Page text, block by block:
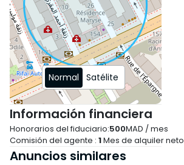
luminosidad, ofreciendo un
entorno agradable y sereno.
¡No pierda la oportunidad de
alquilar este magnífico
inmueble en Racine!
Contáctenos ahora para
programar una visita.
Normal Satélite
Información financiera
Honorarios del fiduciario:500MAD / mes
Comisión del agente : 1Mes de alquiler neto
Anuncios similares